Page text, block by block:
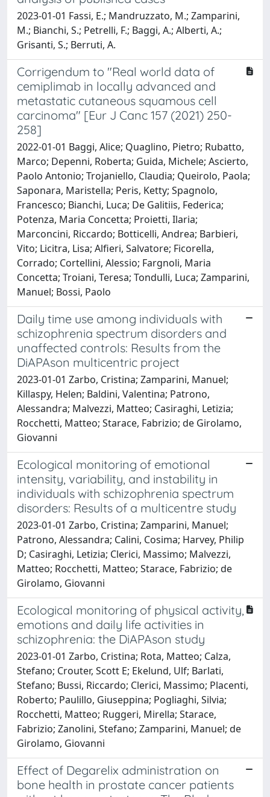
2023-01-01 Fassi, E.; Mandruzzato, M.; Zamparini,
M.; Bianchi, S.; Petrelli, F.; Baggi, A.; Alberti, A.;
Grisanti, S.; Berruti, A.
Corrigendum to "Real world data of
cemiplimab in locally advanced and
metastatic cutaneous squamous cell
carcinoma" [Eur J Canc 157 (2021) 250-
258]
2022-01-01 Baggi, Alice; Quaglino, Pietro; Rubatto,
Marco; Depenni, Roberta; Guida, Michele; Ascierto,
Paolo Antonio; Trojaniello, Claudia; Queirolo, Paola;
Saponara, Maristella; Peris, Ketty; Spagnolo,
Francesco; Bianchi, Luca; De Galitiis, Federica;
Potenza, Maria Concetta; Proietti, Ilaria;
Marconcini, Riccardo; Botticelli, Andrea; Barbieri,
Vito; Licitra, Lisa; Alfieri, Salvatore; Ficorella,
Corrado; Cortellini, Alessio; Fargnoli, Maria
Concetta; Troiani, Teresa; Tondulli, Luca; Zamparini,
Manuel; Bossi, Paolo
Daily time use among individuals with
schizophrenia spectrum disorders and
unaffected controls: Results from the
DiAPAson multicentric project
2023-01-01 Zarbo, Cristina; Zamparini, Manuel;
Killaspy, Helen; Baldini, Valentina; Patrono,
Alessandra; Malvezzi, Matteo; Casiraghi, Letizia;
Rocchetti, Matteo; Starace, Fabrizio; de Girolamo,
Giovanni
Ecological monitoring of emotional
intensity, variability, and instability in
individuals with schizophrenia spectrum
disorders: Results of a multicentre study
2023-01-01 Zarbo, Cristina; Zamparini, Manuel;
Patrono, Alessandra; Calini, Cosima; Harvey, Philip
D; Casiraghi, Letizia; Clerici, Massimo; Malvezzi,
Matteo; Rocchetti, Matteo; Starace, Fabrizio; de
Girolamo, Giovanni
Ecological monitoring of physical activity,
emotions and daily life activities in
schizophrenia: the DiAPAson study
2023-01-01 Zarbo, Cristina; Rota, Matteo; Calza,
Stefano; Crouter, Scott E; Ekelund, Ulf; Barlati,
Stefano; Bussi, Riccardo; Clerici, Massimo; Placenti,
Roberto; Paulillo, Giuseppina; Pogliaghi, Silvia;
Rocchetti, Matteo; Ruggeri, Mirella; Starace,
Fabrizio; Zanolini, Stefano; Zamparini, Manuel; de
Girolamo, Giovanni
Effect of Degarelix administration on
bone health in prostate cancer patients